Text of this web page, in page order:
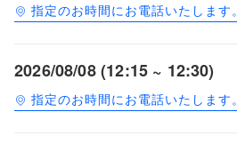
指定のお時間にお電話いたします。
2026/08/08 (12:15 ~ 12:30)
指定のお時間にお電話いたします。